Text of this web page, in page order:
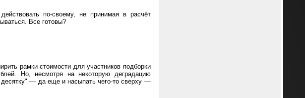
по-своему, не принимая в расчёт
Все готовы?
рамки стоимости для участников подборки
Но, несмотря на некоторую деградацию
десятку" — да еще и насыпать чего-то сверху —